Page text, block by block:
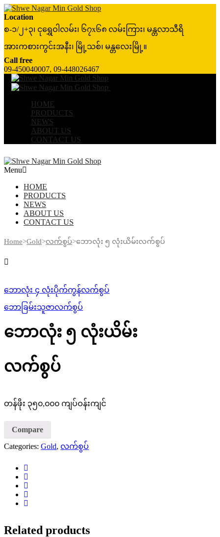
Location
စ-၁/၂+၃၊ ငုရွှေဝါလမ်း၊ ၆၇x၆၈ လမ်းကြား၊ မန္တလာသီရိ
အားကစားကွင်းအနီး၊ မြို့သစ်၊ မန္တလေးမြို့။
Call free
09-450040007, 09-448026467
HOME
PRODUCTS
NEWS
ABOUT US
CONTACT US
Menu
HOME
PRODUCTS
NEWS
ABOUT US
CONTACT US
Home>Gold>လက်စွပ်>ဘောလုံး ၅ လုံးယိမ်းလက်စွပ်
ဘောလုံး ၄ လုံးပိုက်ကွန်လက်စွပ်
ဘောခြမ်းသူဇာလက်စွပ်
ဘောလုံး ၅ လုံးယိမ်း
လက်စွပ်
တန်ဖိုး ၃၅၀,၀၀၀ ကျပ်ဝန်းကျင်
Compare
Categories: Gold, လက်စွပ်
Related products